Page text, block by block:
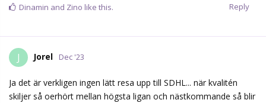
Reply
Dinamin and Zino like this.
J Jorel Dec '23
Ja det är verkligen ingen lätt resa upp till SDHL... när kvalitén
skiljer så oerhört mellan högsta ligan och nästkommande så blir